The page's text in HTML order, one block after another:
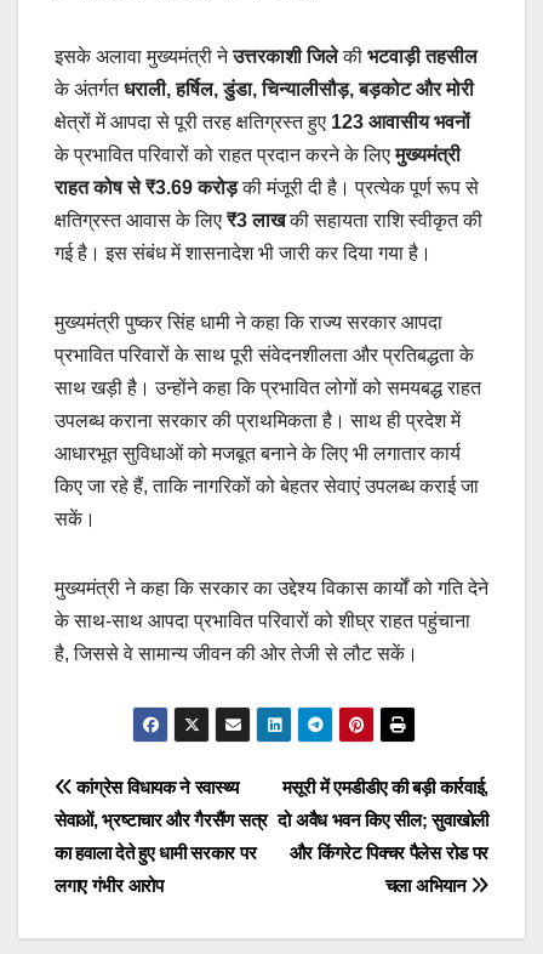
इसके अलावा मुख्यमंत्री नेउत्तरकाशी जिलेकी भटवाड़ी तहसील
के अंतर्गतधराली, हर्षिल, डुंडा, चिन्यालीसौड़, बड़कोट और मोरी
क्षेत्रों में आपदा से पूरी तरह क्षतिग्रस्त हुए 123 आवासीय भवनों
के प्रभावित परिवारों को राहत प्रदान करने के लिएमुख्यमंत्री
राहत कोष से ₹3.69 करोड़की मंजूरी दी है। प्रत्येक पूर्ण रूप से
क्षतिग्रस्त आवास के लिए ₹3 लाखकी सहायता राशि स्वीकृत की
गई है। इस संबंध में शासनादेश भी जारी कर दिया गया है।
मुख्यमंत्री पुष्कर सिंह धामी ने कहा कि राज्य सरकार आपदा
प्रभावित परिवारों के साथ पूरी संवेदनशीलता और प्रतिबद्धता के
साथ खड़ी है। उन्होंने कहा कि प्रभावित लोगों को समयबद्ध राहत
उपलब्ध कराना सरकार की प्राथमिकता है। साथ ही प्रदेश में
आधारभूत सुविधाओं को मजबूत बनाने के लिए भी लगातार कार्य
किए जा रहे हैं, ताकि नागरिकों को बेहतर सेवाएं उपलब्ध कराई जा
सकें।
मुख्यमंत्री ने कहा कि सरकार का उद्देश्य विकास कार्यों को गति देने
के साथ-साथ आपदा प्रभावित परिवारों को शीघ्र राहत पहुंचाना
है, जिससे वे सामान्य जीवन की ओर तेजी से लौट सकें।
Post
navigation
मसूरी में एमडीडीए की बड़ी कार्रवाई,
दो अवैध भवन किए सील; सुवाखोली
और किंगरेट पिक्चर पैलेस रोड पर
चला अभियान
कांग्रेस विधायक ने स्वास्थ्य
सेवाओं, भ्रष्टाचार और गैरसैंण सत्र
का हवाला देते हुए धामी सरकार पर
लगाए गंभीर आरोप